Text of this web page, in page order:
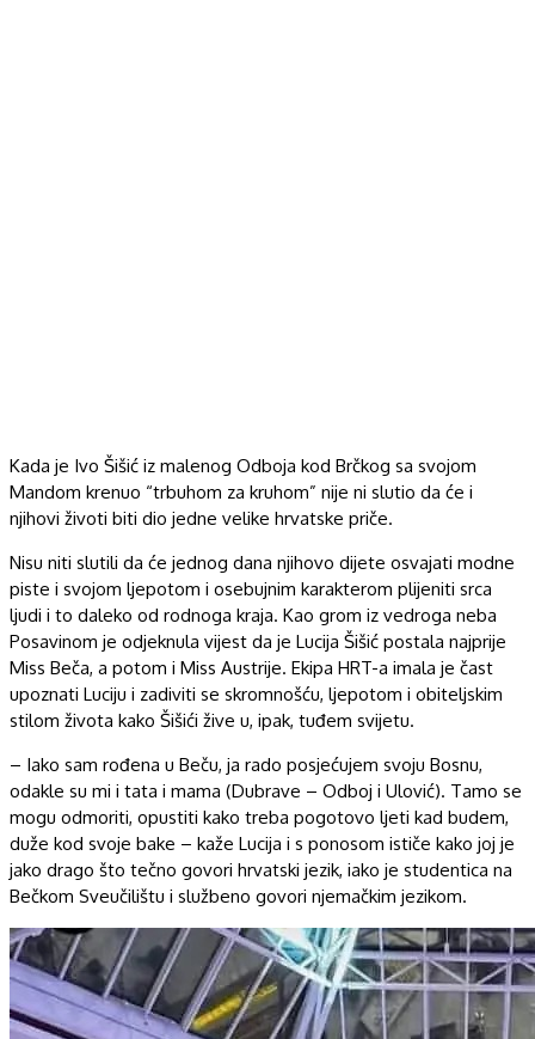
Kada je Ivo Šišić iz malenog Odboja kod Brčkog sa svojom
Mandom krenuo “trbuhom za kruhom” nije ni slutio da će i
njihovi životi biti dio jedne velike hrvatske priče.
Nisu niti slutili da će jednog dana njihovo dijete osvajati modne
piste i svojom ljepotom i osebujnim karakterom plijeniti srca
ljudi i to daleko od rodnoga kraja. Kao grom iz vedroga neba
Posavinom je odjeknula vijest da je Lucija Šišić postala najprije
Miss Beča, a potom i Miss Austrije. Ekipa HRT-a imala je čast
upoznati Luciju i zadiviti se skromnošću, ljepotom i obiteljskim
stilom života kako Šišići žive u, ipak, tuđem svijetu.
– Iako sam rođena u Beču, ja rado posjećujem svoju Bosnu,
odakle su mi i tata i mama (Dubrave – Odboj i Ulović). Tamo se
mogu odmoriti, opustiti kako treba pogotovo ljeti kad budem,
duže kod svoje bake – kaže Lucija i s ponosom ističe kako joj je
jako drago što tečno govori hrvatski jezik, iako je studentica na
Bečkom Sveučilištu i službeno govori njemačkim jezikom.